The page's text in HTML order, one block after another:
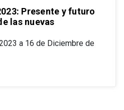
Presente y futuro
las nuevas
a 16 de Diciembre de